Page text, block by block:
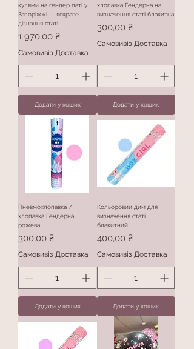
кулями на гендер паті у
Запоріжжі — яскраве
дізнання статі
Ціна
1 970,00 ₴
Самовивіз Доставка
Додати у кошик
хлопавка Гендерна на
визначення статі блакитна
Ціна
300,00 ₴
Самовивіз Доставка
Додати у кошик
Пневмохлопавка /
хлопавка Гендерна
рожева
Ціна
300,00 ₴
Самовивіз Доставка
Додати у кошик
Кольоровий дим для
визначення статі
блакитний
Ціна
400,00 ₴
Самовивіз Доставка
Додати у кошик